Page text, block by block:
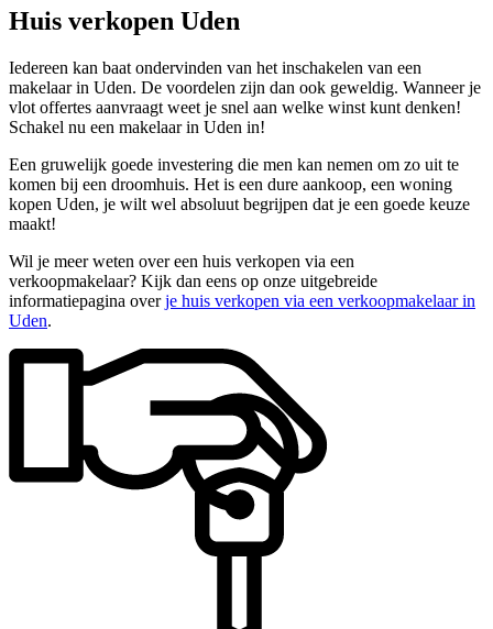
Huis verkopen Uden
Iedereen kan baat ondervinden van het inschakelen van een
makelaar in Uden. De voordelen zijn dan ook geweldig. Wanneer je
vlot offertes aanvraagt weet je snel aan welke winst kunt denken!
Schakel nu een makelaar in Uden in!
Een gruwelijk goede investering die men kan nemen om zo uit te
komen bij een droomhuis. Het is een dure aankoop, een woning
kopen Uden, je wilt wel absoluut begrijpen dat je een goede keuze
maakt!
Wil je meer weten over een huis verkopen via een
verkoopmakelaar? Kijk dan eens op onze uitgebreide
informatiepagina overje huis verkopen via een verkoopmakelaar in
Uden.